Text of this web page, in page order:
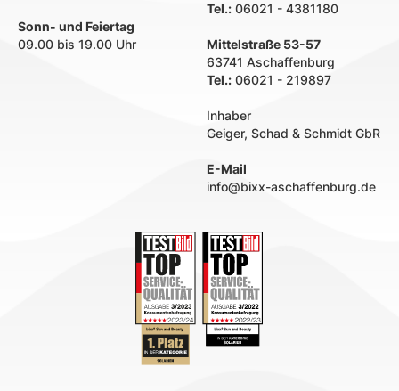
Sonn- und Feiertag
09.00 bis 19.00 Uhr
Tel.: 06021 - 4381180
Mittelstraße 53-57
63741 Aschaffenburg
Tel.: 06021 - 219897
Inhaber
Geiger, Schad & Schmidt GbR
E-Mail
info@bixx-aschaffenburg.de